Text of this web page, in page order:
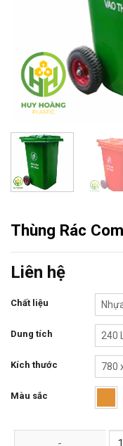
Thùng Rác
Liên hệ
Chất liệu
Dung tích 240
Kích thước 780
Màu sắc
Thùng Rác Composite